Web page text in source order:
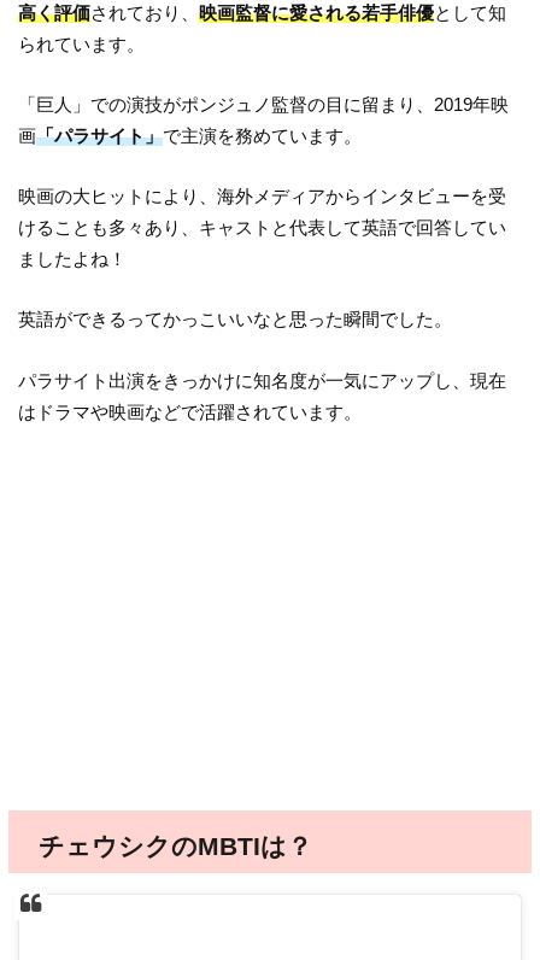
高く評価されており、映画監督に愛される若手俳優として知
られています。
「巨人」での演技がポンジュノ監督の目に留まり、2019年映
画「パラサイト」で主演を務めています。
映画の大ヒットにより、海外メディアからインタビューを受
けることも多々あり、キャストと代表して英語で回答してい
ましたよね！
英語ができるってかっこいいなと思った瞬間でした。
パラサイト出演をきっかけに知名度が一気にアップし、現在
はドラマや映画などで活躍されています。
チェウシクのMBTIは？